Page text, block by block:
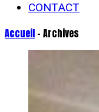
CONTACT
Accueil - Archives